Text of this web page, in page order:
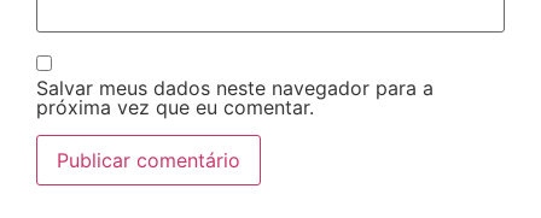
Salvar meus dados neste navegador para a
próxima vez que eu comentar.